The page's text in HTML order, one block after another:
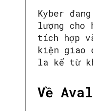
Kyber
lượng cho
tích hợp
kiện giao
la kể từ
Về